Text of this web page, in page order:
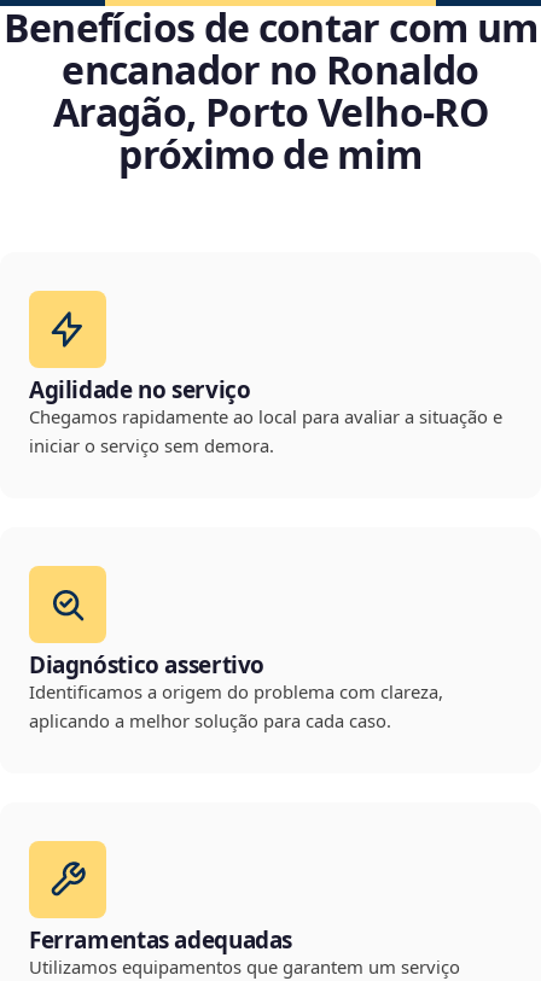
Benefícios de contar com um
encanador no Ronaldo
Aragão, Porto Velho‑RO
próximo de mim
Agilidade no serviço
Chegamos rapidamente ao local para avaliar a situação e
iniciar o serviço sem demora.
Diagnóstico assertivo
Identificamos a origem do problema com clareza,
aplicando a melhor solução para cada caso.
Ferramentas adequadas
Utilizamos equipamentos que garantem um serviço